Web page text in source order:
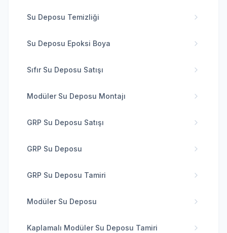
Su Deposu Temizliği
Su Deposu Epoksi Boya
Sıfır Su Deposu Satışı
Modüler Su Deposu Montajı
GRP Su Deposu Satışı
GRP Su Deposu
GRP Su Deposu Tamiri
Modüler Su Deposu
Kaplamalı Modüler Su Deposu Tamiri